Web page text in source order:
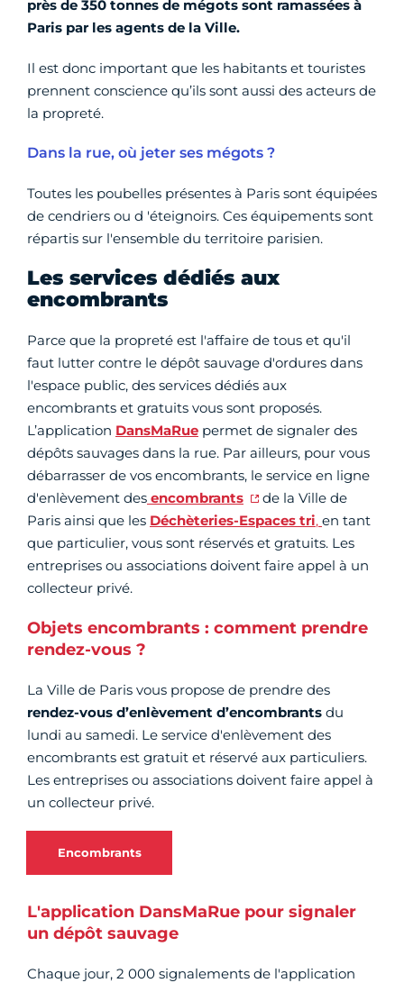
près de 350 tonnes de mégots sont ramassées à
Paris par les agents de la Ville.
Il est donc important que les habitants et touristes
prennent conscience qu’ils sont aussi des acteurs de
la propreté.
Dans la rue, où jeter ses mégots ?
Toutes les poubelles présentes à Paris sont équipées
de cendriers ou d 'éteignoirs. Ces équipements sont
répartis sur l'ensemble du territoire parisien.
Les services dédiés aux
encombrants
Parce que la propreté est l'affaire de tous et qu'il
faut lutter contre le dépôt sauvage d'ordures dans
l'espace public, des services dédiés aux
encombrants et gratuits vous sont proposés.
L’application DansMaRue permet de signaler des
dépôts sauvages dans la rue. Par ailleurs, pour vous
débarrasser de vos encombrants, le service en ligne
d'enlèvement des encombrants
de la Ville de
Paris ainsi que les Déchèteries-Espaces tri, en tant
que particulier, vous sont réservés et gratuits. Les
entreprises ou associations doivent faire appel à un
collecteur privé.
Objets encombrants : comment prendre
rendez-vous ?
La Ville de Paris vous propose de prendre des
rendez-vous d’enlèvement d’encombrants du
lundi au samedi. Le service d'enlèvement des
encombrants est gratuit et réservé aux particuliers.
Les entreprises ou associations doivent faire appel à
un collecteur privé.
Encombrants
L'application DansMaRue pour signaler
un dépôt sauvage
Chaque jour, 2 000 signalements de l'application